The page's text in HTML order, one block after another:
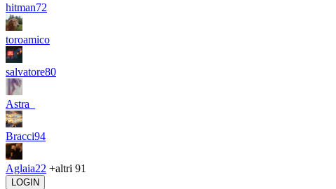
hitman72
toroamico
salvatore80
Astra_
Bracci94
Aglaia22 +altri 91
LOGIN